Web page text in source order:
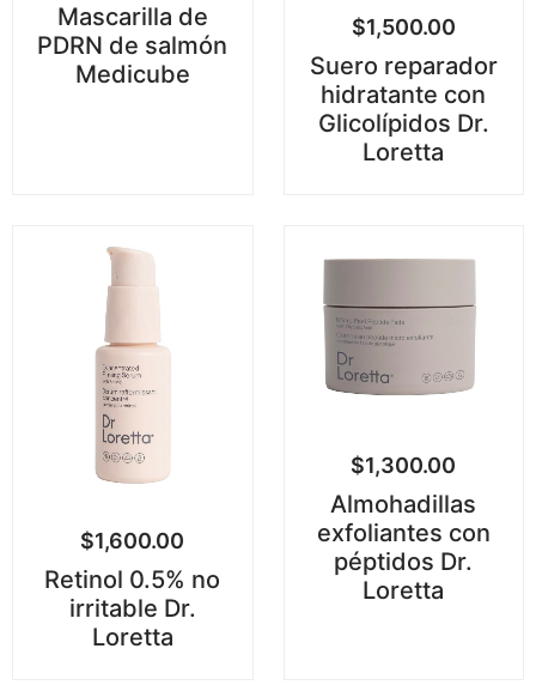
Mascarilla de
PDRN de salmón
Medicube
$1,500.00
Suero reparador
hidratante con
Glicolípidos Dr.
Loretta
$1,600.00
Retinol 0.5% no
irritable Dr.
Loretta
$1,300.00
Almohadillas
exfoliantes con
péptidos Dr.
Loretta